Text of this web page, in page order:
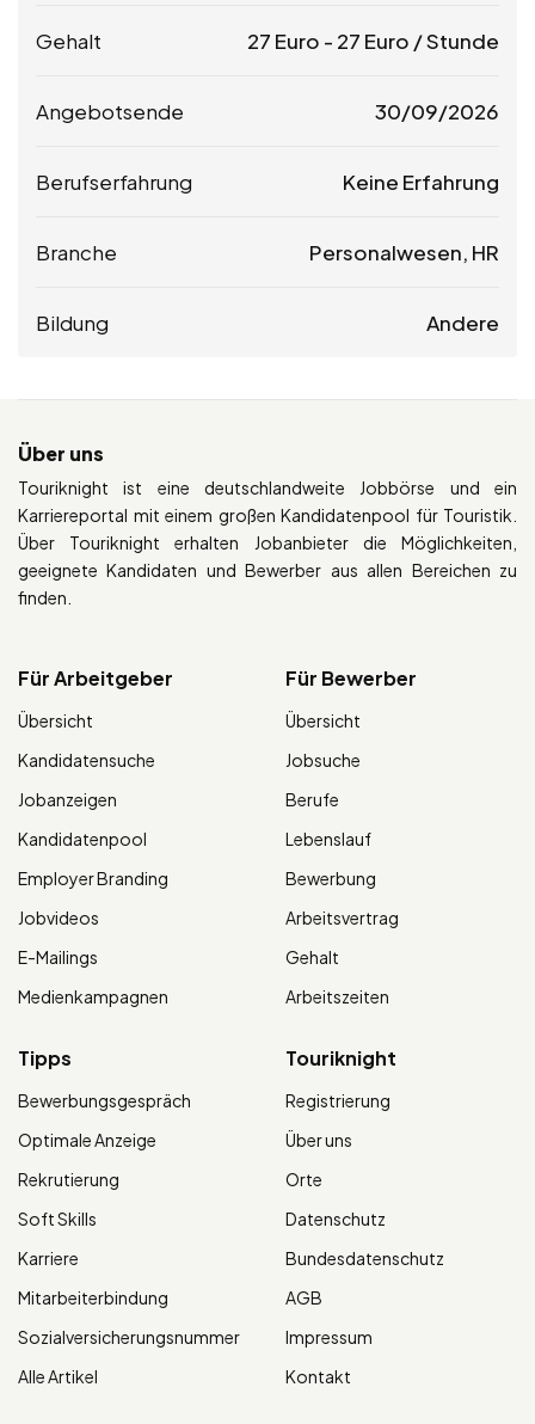
Gehalt 27 Euro - 27 Euro / Stunde
Angebotsende 30/09/2026
Berufserfahrung Keine Erfahrung
Branche Personalwesen, HR
Bildung Andere
Über uns
Touriknight ist eine deutschlandweite Jobbörse und ein
Karriereportal mit einem großen Kandidatenpool für Touristik.
Über Touriknight erhalten Jobanbieter die Möglichkeiten,
geeignete Kandidaten und Bewerber aus allen Bereichen zu
finden.
Für Arbeitgeber
Übersicht
Kandidatensuche
Jobanzeigen
Kandidatenpool
Employer Branding
Jobvideos
E-Mailings
Medienkampagnen
Für Bewerber
Übersicht
Jobsuche
Berufe
Lebenslauf
Bewerbung
Arbeitsvertrag
Gehalt
Arbeitszeiten
Tipps
Bewerbungsgespräch
Optimale Anzeige
Rekrutierung
Soft Skills
Karriere
Mitarbeiterbindung
Sozialversicherungsnummer
Alle Artikel
Touriknight
Registrierung
Über uns
Orte
Datenschutz
Bundesdatenschutz
AGB
Impressum
Kontakt